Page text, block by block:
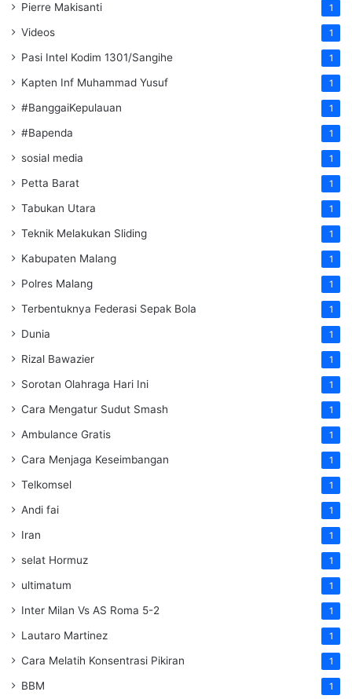
Pierre Makisanti 1
Videos 1
Pasi Intel Kodim 1301/Sangihe 1
Kapten Inf Muhammad Yusuf 1
#BanggaiKepulauan 1
#Bapenda 1
sosial media 1
Petta Barat 1
Tabukan Utara 1
Teknik Melakukan Sliding 1
Kabupaten Malang 1
Polres Malang 1
Terbentuknya Federasi Sepak Bola 1
Dunia 1
Rizal Bawazier 1
Sorotan Olahraga Hari Ini 1
Cara Mengatur Sudut Smash 1
Ambulance Gratis 1
Cara Menjaga Keseimbangan 1
Telkomsel 1
Andi fai 1
Iran 1
selat Hormuz 1
ultimatum 1
Inter Milan Vs AS Roma 5-2 1
Lautaro Martinez 1
Cara Melatih Konsentrasi Pikiran 1
BBM 1